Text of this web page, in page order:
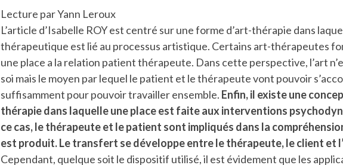
Lecture par Yann Leroux
L’article d’Isabelle ROY est centré sur une forme d’art-thérapie dans
thérapeutique est lié au processus artistique. Certains art-thérapeutes
une place a la relation patient thérapeute. Dans cette perspective, l’art
soi mais le moyen par lequel le patient et le thérapeute vont pouvoir
suffisamment pour pouvoir travailler ensemble. Enfin, il existe une
thérapie dans laquelle une place est faite aux interventions
ce cas, le thérapeute et le patient sont impliqués dans la
est produit. Le transfert se développe entre le thérapeute, le client et
Cependant, quelque soit le dispositif utilisé, il est évidement que les